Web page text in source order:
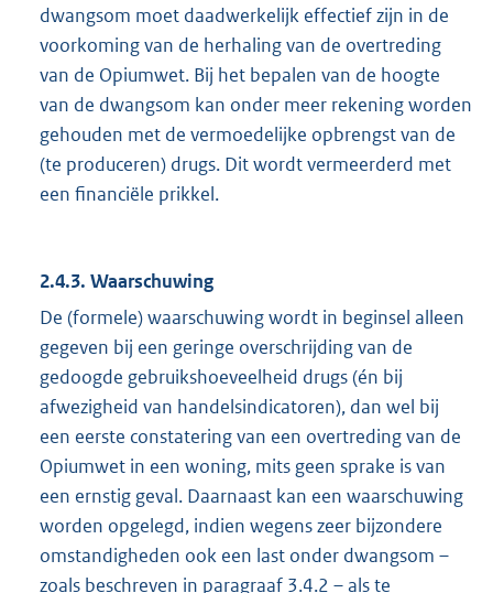
dwangsom moet daadwerkelijk effectief zijn in de
voorkoming van de herhaling van de overtreding
van de Opiumwet. Bij het bepalen van de hoogte
van de dwangsom kan onder meer rekening worden
gehouden met de vermoedelijke opbrengst van de
(te produceren) drugs. Dit wordt vermeerderd met
een financiële prikkel.
2.4.3. Waarschuwing
De (formele) waarschuwing wordt in beginsel alleen
gegeven bij een geringe overschrijding van de
gedoogde gebruikshoeveelheid drugs (én bij
afwezigheid van handelsindicatoren), dan wel bij
een eerste constatering van een overtreding van de
Opiumwet in een woning, mits geen sprake is van
een ernstig geval. Daarnaast kan een waarschuwing
worden opgelegd, indien wegens zeer bijzondere
omstandigheden ook een last onder dwangsom –
zoals beschreven in paragraaf 3.4.2 – als te